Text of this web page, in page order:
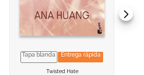
VER INFORMACION
VER INFORMACION
Tapa blanda Entrega rápida
Twisted Hate